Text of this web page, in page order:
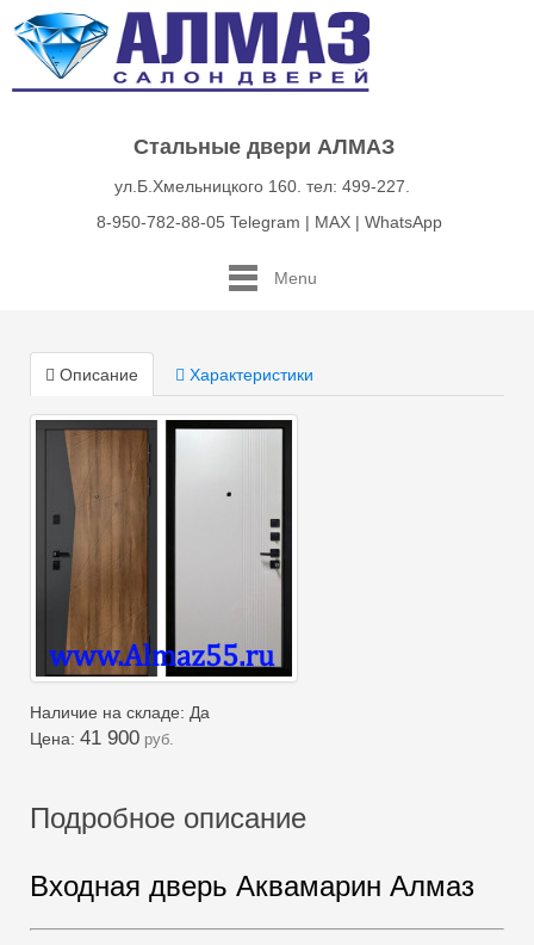
Стальные двери АЛМАЗ
ул.Б.Хмельницкого 160. тел: 499-227.
8-950-782-88-05 Telegram | MAX | WhatsApp
Menu
Описание Характеристики
Наличие на складе: Да
Цена: 41 900 руб.
Подробное описание
Входная дверь Аквамарин Алмаз